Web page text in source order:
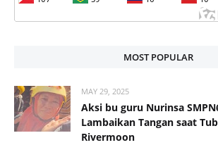
MOST POPULAR
MAY 29, 2025
Aksi bu guru Nurinsa
Lambaikan Tangan saat
Rivermoon